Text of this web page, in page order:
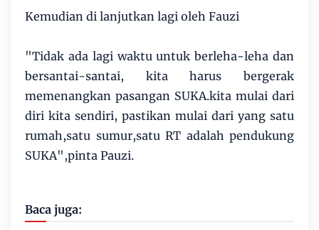
Kemudian di lanjutkan lagi oleh Fauzi
"Tidak ada lagi waktu untuk berleha-leha dan
bersantai-santai, kita harus bergerak
memenangkan pasangan SUKA.kita mulai dari
diri kita sendiri, pastikan mulai dari yang satu
rumah,satu sumur,satu RT adalah pendukung
SUKA",pinta Pauzi.
Baca juga: